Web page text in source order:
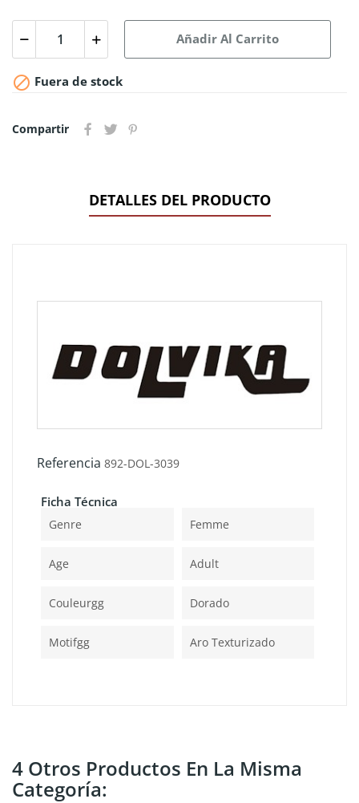
Añadir Al Carrito
 Fuera de stock
Compartir
DETALLES DEL PRODUCTO
Referencia 892-DOL-3039
Ficha Técnica
Genre Femme
Age Adult
Couleurgg Dorado
Motifgg Aro Texturizado
4 Otros Productos En La Misma
Categoría: